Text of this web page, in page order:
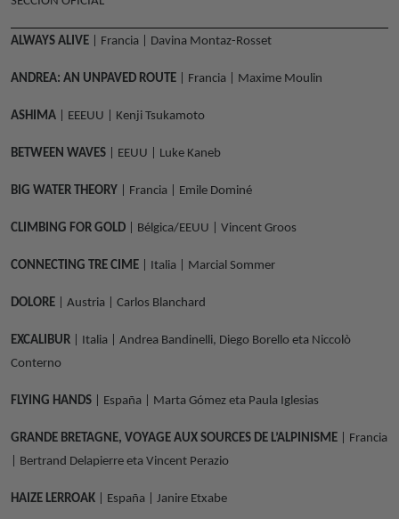
ALWAYS ALIVE | Francia | Davina Montaz-Rosset
ANDREA: AN UNPAVED ROUTE | Francia | Maxime Moulin
ASHIMA | EEEUU | Kenji Tsukamoto
BETWEEN WAVES | EEUU | Luke Kaneb
BIG WATER THEORY | Francia | Emile Dominé
CLIMBING FOR GOLD | Bélgica/EEUU | Vincent Groos
CONNECTING TRE CIME | Italia | Marcial Sommer
DOLORE | Austria | Carlos Blanchard
EXCALIBUR | Italia | Andrea Bandinelli, Diego Borello eta Niccolò
Conterno
FLYING HANDS | España | Marta Gómez eta Paula Iglesias
GRANDE BRETAGNE, VOYAGE AUX SOURCES DE L’ALPINISME | Francia
| Bertrand Delapierre eta Vincent Perazio
HAIZE LERROAK | España | Janire Etxabe